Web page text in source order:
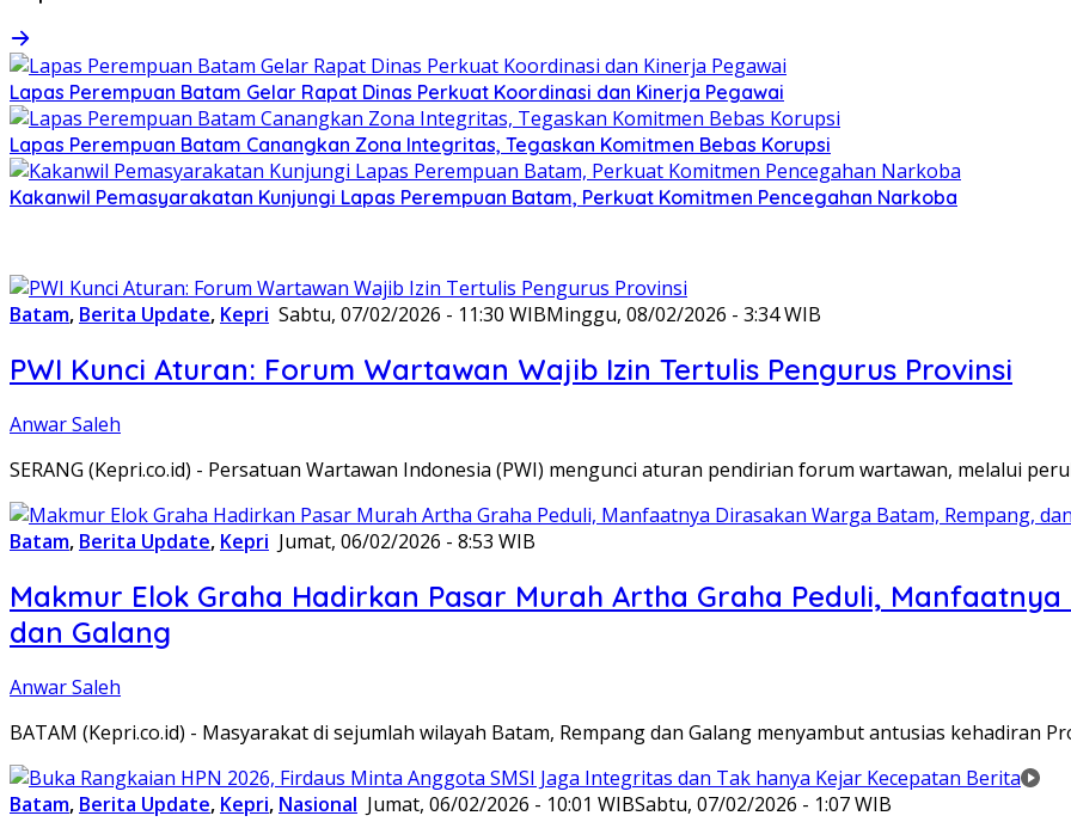
Lapas Perempuan Batam Gelar Rapat Dinas Perkuat Koordinasi dan Kinerja Pegawai
Lapas Perempuan Batam Canangkan Zona Integritas, Tegaskan Komitmen Bebas Korupsi
Kakanwil Pemasyarakatan Kunjungi Lapas Perempuan Batam, Perkuat Komitmen Pencegahan Narkoba
Batam, Berita Update, Kepri Sabtu, 07/02/2026 - 11:30 WIBMinggu, 08/02/2026 - 3:34 WIB
PWI Kunci Aturan: Forum Wartawan Wajib Izin Tertulis Pengurus Provinsi
Anwar Saleh
SERANG (Kepri.co.id) - Persatuan Wartawan Indonesia (PWI) mengunci aturan pendirian forum wartawan, melalui
Batam, Berita Update, Kepri Jumat, 06/02/2026 - 8:53 WIB
Makmur Elok Graha Hadirkan Pasar Murah Artha Graha Peduli,
dan Galang
Anwar Saleh
BATAM (Kepri.co.id) - Masyarakat di sejumlah wilayah Batam, Rempang dan Galang menyambut antusias kehadiran
Batam, Berita Update, Kepri, Nasional Jumat, 06/02/2026 - 10:01 WIBSabtu, 07/02/2026 - 1:07 WIB